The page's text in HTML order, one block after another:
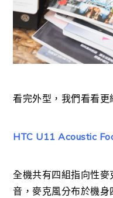
看完外型，我們看看更
HTC U11 Acoustic
全機共有四組指向性
音，麥克風分布於機